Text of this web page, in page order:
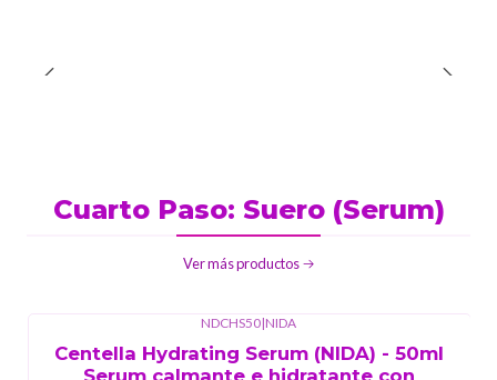
Cuarto Paso: Suero (Serum)
Ver más productos
NDCHS50|NIDA
Centella Hydrating Serum (NIDA) - 50ml